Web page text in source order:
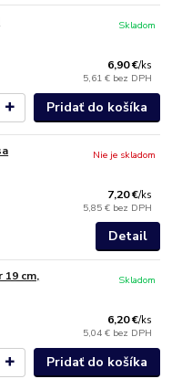
6,90 €/ks
5,61 € bez DPH
Skladom
Pridať do košíka
7,20 €/ks
5,85 € bez DPH
Nie je skladom
Detail
19 cm,
6,20 €/ks
5,04 € bez DPH
Skladom
Pridať do košíka